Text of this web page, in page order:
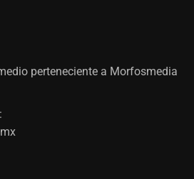
perteneciente a Morfosmedia